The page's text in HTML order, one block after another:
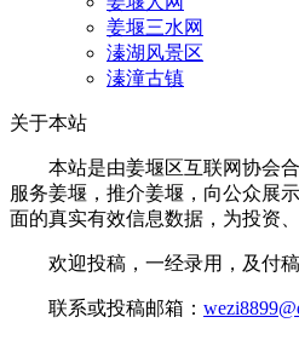
姜堰三水网
溱湖风景区
溱潼古镇
关于本站
本站是由姜堰区互联网协会合
服务姜堰，推介姜堰，向公众展
面的真实有效信息数据，为投资
欢迎投稿，一经录用，及付稿
联系或投稿邮箱：